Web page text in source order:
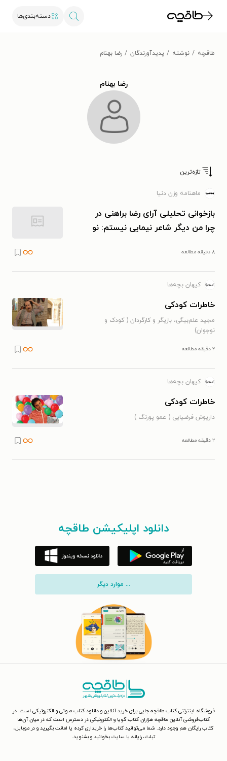
دسته‌بندی‌ها
طاقچه نوشته پدیدآورندگان رضا بهنام
رضا بهنام
تازه‌ترین
ماهنامه وزن دنیا
بازخوانی تحلیلی آرای رضا براهنی در
چرا من دیگر شاعر نیمایی نیستم: نو
۸ دقیقه مطالعه
کیهان بچه‌ها
خاطرات کودکی
مجید علم‌بیگی، بازیگر و کارگردان ( کودک و
نوجوان)
۲ دقیقه مطالعه
کیهان بچه‌ها
خاطرات کودکی
داریوش فرضیایی ( عمو پورنگ )
۲ دقیقه مطالعه
دانلود اپلیکیشن طاقچه
... موارد دیگر
فروشگاه اینترنتی کتاب طاقچه جایی برای خرید آنلاین و دانلود کتاب صوتی و الکترونیکی است. در
کتاب‌فروشی آنلاین طاقچه هزاران کتاب گویا و الکترونیکی در دسترس است که در میان آن‌ها
کتاب رایگان هم وجود دارد. شما می‌توانید کتاب‌ها را خریداری کرده یا امانت بگیرید و در موبایل،
تبلت، رایانه یا سایت بخوانید و بشنوید.